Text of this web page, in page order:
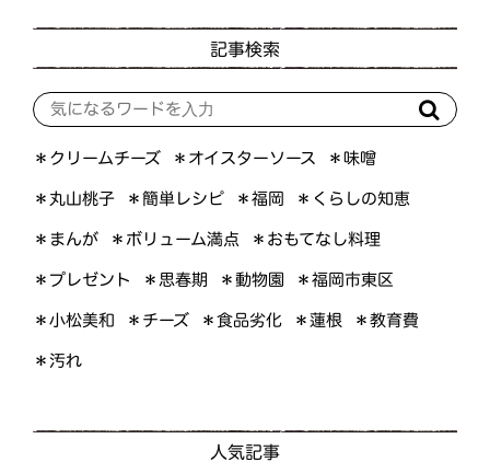
記事検索
＊クリームチーズ ＊オイスターソース ＊味噌
＊丸山桃子 ＊簡単レシピ ＊福岡 ＊くらしの知恵
＊まんが ＊ボリューム満点 ＊おもてなし料理
＊プレゼント ＊思春期 ＊動物園 ＊福岡市東区
＊小松美和 ＊チーズ ＊食品劣化 ＊蓮根 ＊教育費
＊汚れ
人気記事